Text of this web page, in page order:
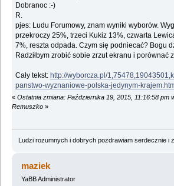
Dobranoc :-)
R.
pjes: Ludu Forumowy, znam wyniki wyborów.
przekroczy 25%, trzeci Kukiz 13%, czwarta
7%, reszta odpada. Czym się podniecać? Bogu
Radziłbym zrobić sobie zrzut ekranu i porównać z
Cały tekst:http://wyborcza.pl/
panstwo-wyznaniowe-polska-jedynym-
« Ostatnia zmiana: Października 19, 2015, 11:16:58 pm
Remuszko »
Ludzi rozumnych i dobrych pozdrawiam serdecznie i
maziek
YaBB Administrator